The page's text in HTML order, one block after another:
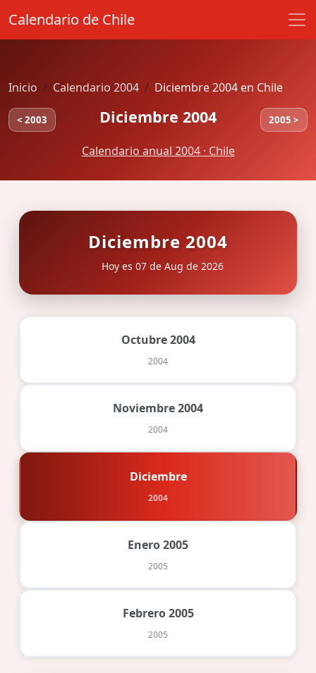
Calendario de Chile
Inicio Calendario 2004 Diciembre 2004 en Chile
< 2003 Diciembre 2004 2005 >
Calendario anual 2004 · Chile
Diciembre 2004
Hoy es 07 de Aug de 2026
Octubre 2004
2004
Noviembre 2004
2004
Diciembre
2004
Enero 2005
2005
Febrero 2005
2005